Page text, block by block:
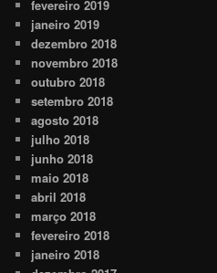
fevereiro 2019
janeiro 2019
dezembro 2018
novembro 2018
outubro 2018
setembro 2018
agosto 2018
julho 2018
junho 2018
maio 2018
abril 2018
março 2018
fevereiro 2018
janeiro 2018